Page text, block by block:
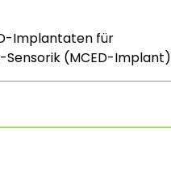
Implantaten für
Sensorik (MCED-Implant)